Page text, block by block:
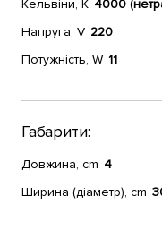
Кельвіни, К 4000
Напруга, V 220
Потужність, W 11
Габарити:
Довжина, cm 4
Ширина (діаметр), cm